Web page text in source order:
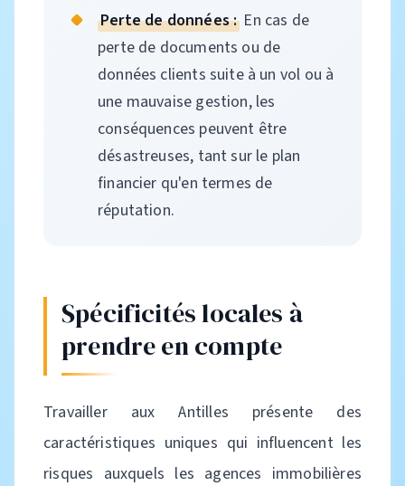
Perte de données : En cas de
perte de documents ou de
données clients suite à un vol ou à
une mauvaise gestion, les
conséquences peuvent être
désastreuses, tant sur le plan
financier qu'en termes de
réputation.
Spécificités locales à
prendre en compte
Travailler aux Antilles présente des
caractéristiques uniques qui influencent les
risques auxquels les agences immobilières